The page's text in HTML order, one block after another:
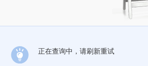
正在查询中，请刷新重试